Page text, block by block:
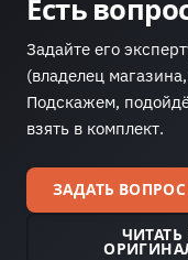
Есть
Задайте его
(владелец
Подскажем,
взять в комплект.
ЗАДАТЬ ВОПРОС
ЧИТАТЬ